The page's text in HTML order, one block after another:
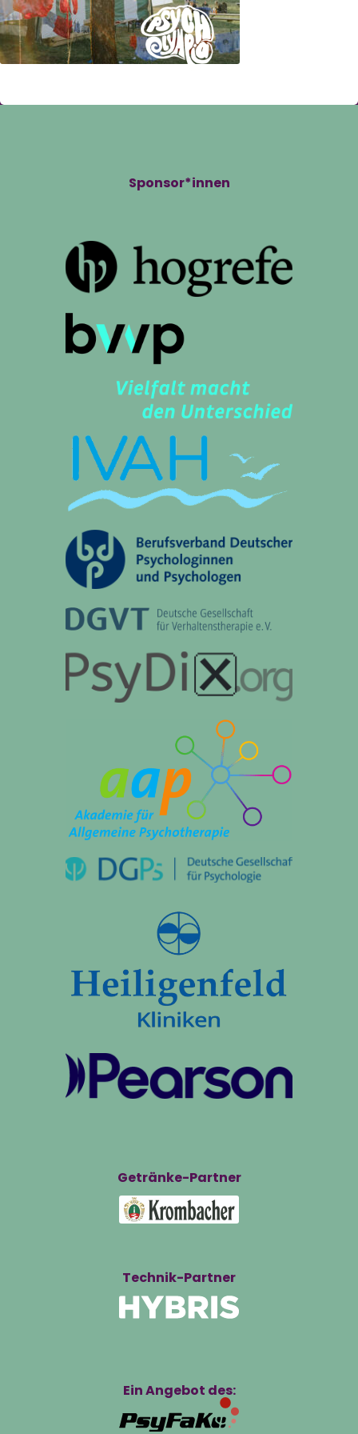
Sponsor*innen
Getränke-Partner
Technik-Partner
Ein Angebot des: